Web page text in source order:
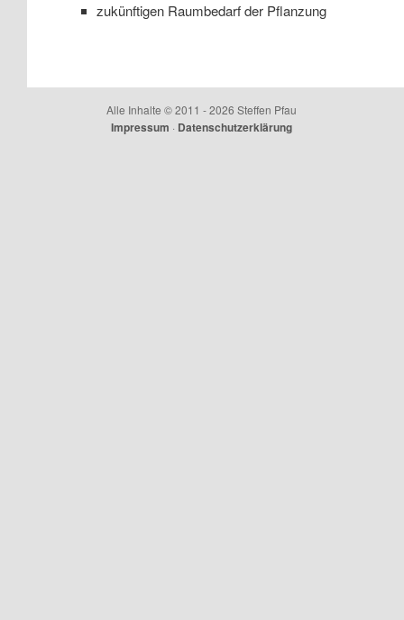
zukünftigen Raumbedarf der Pflanzung
Alle Inhalte © 2011 - 2026 Steffen Pfau
Impressum · Datenschutzerklärung